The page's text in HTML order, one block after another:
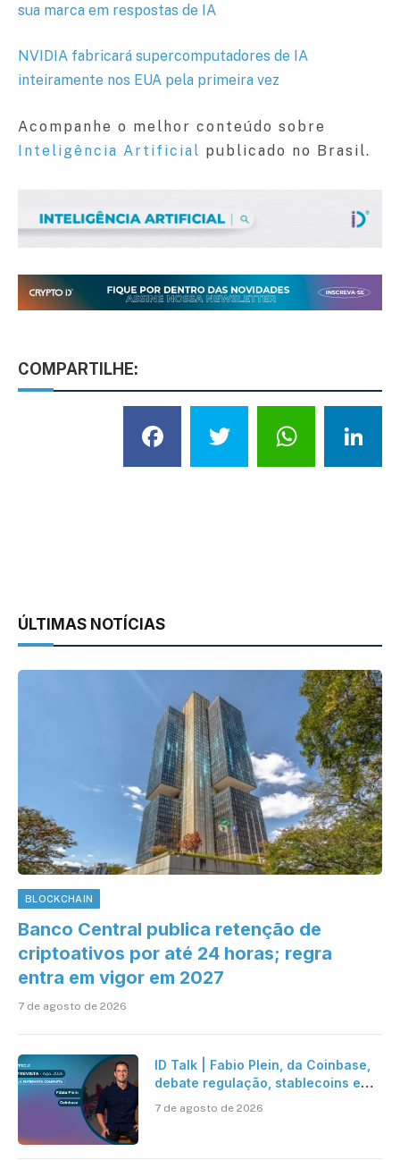
sua marca em respostas de IA
NVIDIA fabricará supercomputadores de IA
inteiramente nos EUA pela primeira vez
Acompanhe o melhor conteúdo sobre
Inteligência Artificial publicado no Brasil.
COMPARTILHE:
Facebook
Twitter
ÚLTIMAS NOTÍCIAS
BLOCKCHAIN
Banco Central publica retenção de
criptoativos por até 24 horas; regra
entra em vigor em 2027
7 de agosto de 2026
ID Talk | Fabio Plein, da Coinbase,
debate regulação, stablecoins e
7 de agosto de 2026